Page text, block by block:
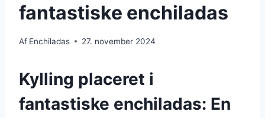
fantastiske enchiladas
Af Enchiladas 27. november 2024
Kylling placeret i
fantastiske enchiladas: En